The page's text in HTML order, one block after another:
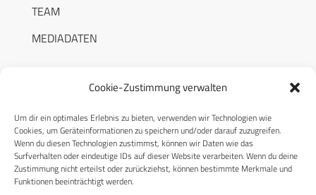
Cookie-Zustimmung verwalten
Um dir ein optimales Erlebnis zu bieten, verwenden wir Technologien wie
Cookies, um Geräteinformationen zu speichern und/oder darauf zuzugreifen.
Wenn du diesen Technologien zustimmst, können wir Daten wie das
Surfverhalten oder eindeutige IDs auf dieser Website verarbeiten. Wenn du deine
Zustimmung nicht erteilst oder zurückziehst, können bestimmte Merkmale und
Funktionen beeinträchtigt werden.
TEAM
MEDIADATEN
RECHTLICHES
Datenschutzerklärung
Cookie-Richtlinie (EU)